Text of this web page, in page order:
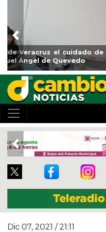
La ciudad de Veracruz
de Reforestación 2026
Previous
Previous
Dic 07, 2021 / 21:11